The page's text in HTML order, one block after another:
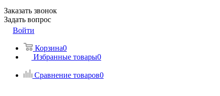
Заказать звонок
Задать вопрос
Войти
Корзина0
Избранные товары0
Сравнение товаров0